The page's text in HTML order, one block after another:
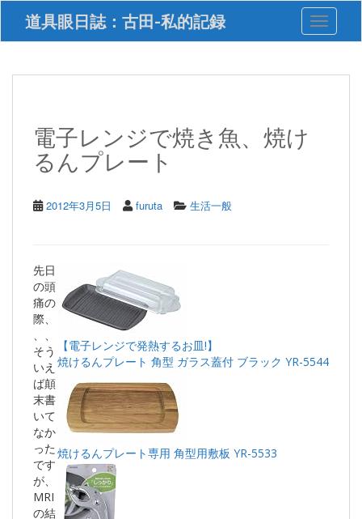
i
道具眼日誌：古田-私的記録 Toggle
電子レンジで焼き魚、焼け
るんプレート
2012年3月5日 furuta 生活一般
【電子レンジで発熱するお皿!】
焼けるんプレート 角型 ガラス蓋付 ブラック YR-5544
焼けるんプレート専用 角型用敷板 YR-5533
先日
の頭
痛の
際、
、、
そう
いえ
ば顛
末書
いて
なか
った
です
が、
MRI
の結